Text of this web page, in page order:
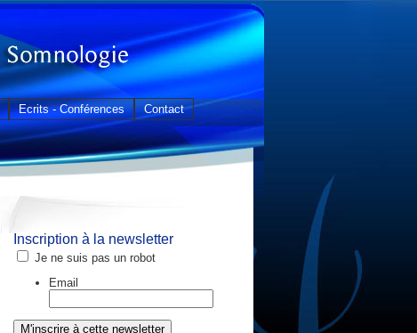
Ecrits - Conférences Contact
Inscription à la newsletter
Je ne suis pas un robot
Email